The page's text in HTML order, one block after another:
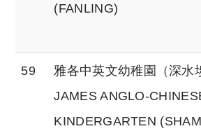
(FANLING)
59
雅各中英文幼稚園（深水
JAMES ANGLO-
KINDERGARTEN